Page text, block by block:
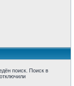
поиск. Поиск в